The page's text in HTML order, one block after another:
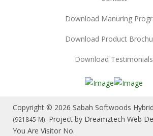
Download Manuring
Download Product
Download Testimonials
Copyright © 2026 Sabah Softwoods
(921845-M). Project by Dreamztech Web
You Are Visitor No.